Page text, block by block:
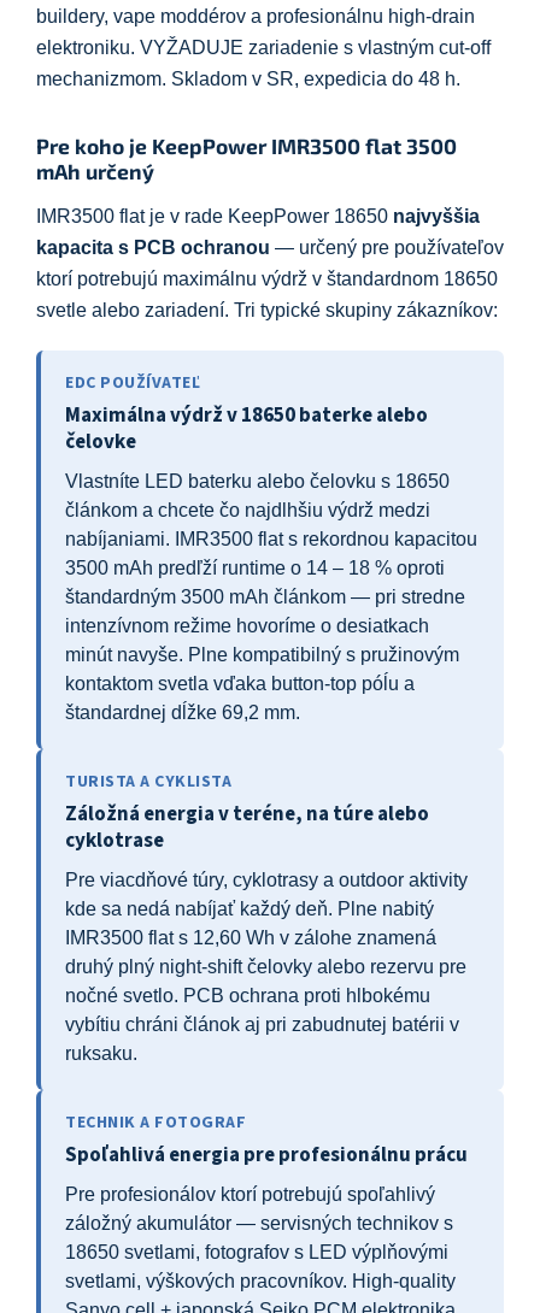
buildery, vape moddérov a profesionálnu high-drain
elektroniku. VYŽADUJE zariadenie s vlastným cut-off
mechanizmom. Skladom v SR, expedicia do 48 h.
Pre koho je KeepPower IMR3500 flat 3500
mAh určený
IMR3500 flat je v rade KeepPower 18650 najvyššia
kapacita s PCB ochranou — určený pre používateľov
ktorí potrebujú maximálnu výdrž v štandardnom 18650
svetle alebo zariadení. Tri typické skupiny zákazníkov:
EDC POUŽÍVATEĽ
Maximálna výdrž v 18650 baterke alebo
čelovke
Vlastníte LED baterku alebo čelovku s 18650
článkom a chcete čo najdlhšiu výdrž medzi
nabíjaniami. IMR3500 flat s rekordnou kapacitou
3500 mAh predľží runtime o 14 – 18 % oproti
štandardným 3500 mAh článkom — pri stredne
intenzívnom režime hovoríme o desiatkach
minút navyše. Plne kompatibilný s pružinovým
kontaktom svetla vďaka button-top póĺu a
štandardnej dĺžke 69,2 mm.
TURISTA A CYKLISTA
Záložná energia v teréne, na túre alebo
cyklotrase
Pre viacdňové túry, cyklotrasy a outdoor aktivity
kde sa nedá nabíjať každý deň. Plne nabitý
IMR3500 flat s 12,60 Wh v zálohe znamená
druhý plný night-shift čelovky alebo rezervu pre
nočné svetlo. PCB ochrana proti hlbokému
vybítiu chráni článok aj pri zabudnutej batérii v
ruksaku.
TECHNIK A FOTOGRAF
Spoľahlivá energia pre profesionálnu prácu
Pre profesionálov ktorí potrebujú spoľahlivý
záložný akumulátor — servisných technikov s
18650 svetlami, fotografov s LED výplňovými
svetlami, výškových pracovníkov. High-quality